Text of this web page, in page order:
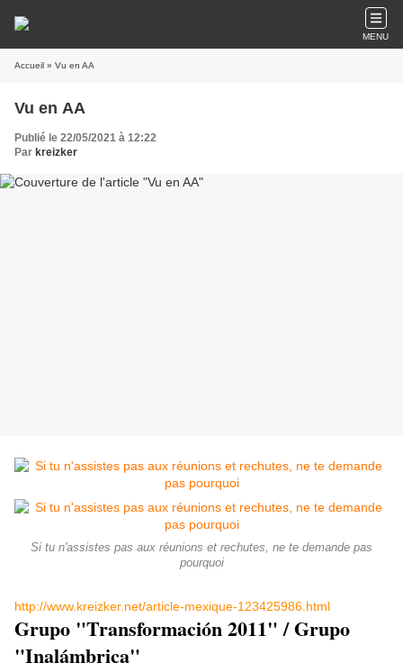
MENU
Accueil » Vu en AA
Vu en AA
Publié le 22/05/2021 à 12:22
Par kreizker
Si tu n'assistes pas aux réunions et rechutes, ne te demande pas
pourquoi
http://www.kreizker.net/article-mexique-123425986.html
Grupo "Transformación 2011" / Grupo
"Inalámbrica"